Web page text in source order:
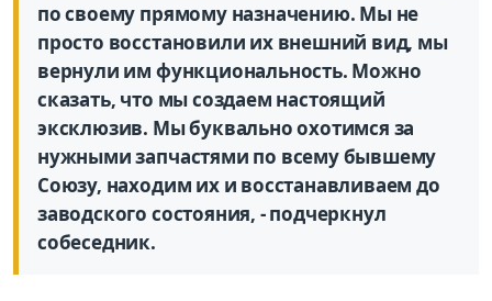
по своему прямому назначению. Мы не
просто восстановили их внешний вид, мы
вернули им функциональность. Можно
сказать, что мы создаем настоящий
эксклюзив. Мы буквально охотимся за
нужными запчастями по всему бывшему
Союзу, находим их и восстанавливаем до
заводского состояния, - подчеркнул
собеседник.